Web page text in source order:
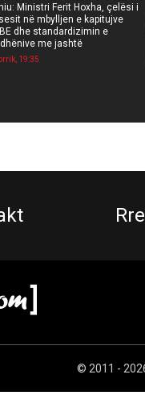
Ministri Ferit Hoxha, çelësi i
në mbylljen e kapitujve
dhe standardizimin e
me jashtë
19:35
© 2011 -